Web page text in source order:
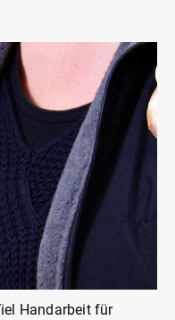
Handarbeit für